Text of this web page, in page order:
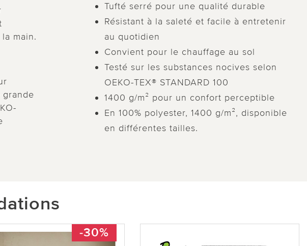
main.
Tufté serré pour une qualité durable
Résistant à la saleté et facile à entretenir
au quotidien
Convient pour le chauffage au sol
Testé sur les substances nocives selon
OEKO-TEX® STANDARD 100
1400 g/m² pour un confort perceptible
En 100% polyester, 1400 g/m², disponible
en différentes tailles.
-30%